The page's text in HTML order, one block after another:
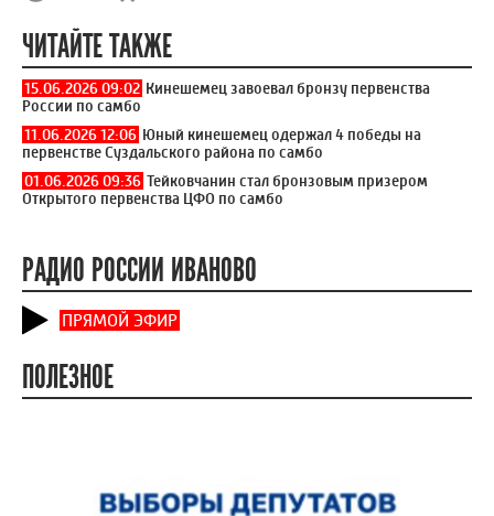
ЧИТАЙТЕ ТАКЖЕ
15.06.2026 09:02 Кинешемец завоевал бронзу первенства
России по самбо
11.06.2026 12:06 Юный кинешемец одержал 4 победы на
первенстве Суздальского района по самбо
01.06.2026 09:36 Тейковчанин стал бронзовым призером
Открытого первенства ЦФО по самбо
РАДИО РОССИИ ИВАНОВО
ПРЯМОЙ ЭФИР
ПОЛЕЗНОЕ